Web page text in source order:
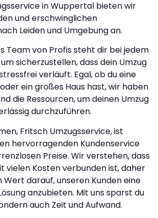
in Wuppertal bieten wir
und erschwinglichen
Leiden und Umgebung an.
Team von Profis steht dir bei jedem
sicherzustellen, dass dein Umzug
verläuft. Egal, ob du eine
ein großes Haus hast, wir haben
die Ressourcen, um deinen Umzug
durchzuführen.
Fritsch Umzugsservice, ist
hervorragenden Kundenservice
Preise. Wir verstehen, dass
vielen Kosten verbunden ist, daher
darauf, unseren Kunden eine
anzubieten. Mit uns sparst du
auch Zeit und Aufwand.